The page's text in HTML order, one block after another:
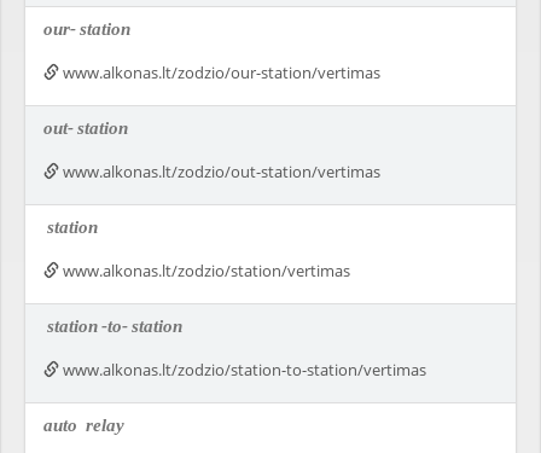
our-station
www.alkonas.lt/zodzio/our-station/vertimas
out-station
www.alkonas.lt/zodzio/out-station/vertimas
station
www.alkonas.lt/zodzio/station/vertimas
station-to-station
www.alkonas.lt/zodzio/station-to-station/vertimas
auto relay